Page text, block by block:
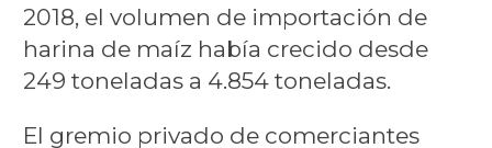
2018, el volumen de importación de
harina de maíz había crecido desde
249 toneladas a 4.854 toneladas.
El gremio privado de comerciantes